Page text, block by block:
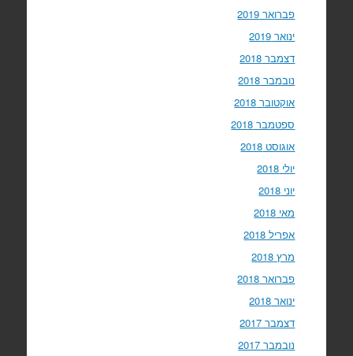
פברואר 2019
ינואר 2019
דצמבר 2018
נובמבר 2018
אוקטובר 2018
ספטמבר 2018
אוגוסט 2018
יולי 2018
יוני 2018
מאי 2018
אפריל 2018
מרץ 2018
פברואר 2018
ינואר 2018
דצמבר 2017
נובמבר 2017